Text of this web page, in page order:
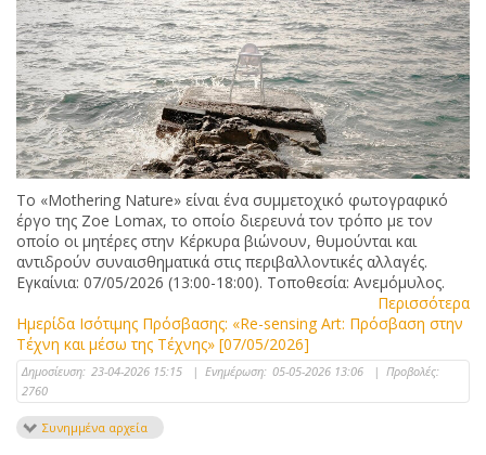
Το «Mothering Nature» είναι ένα συμμετοχικό φωτογραφικό
έργο της Zoe Lomax, το οποίο διερευνά τον τρόπο με τον
οποίο οι μητέρες στην Κέρκυρα βιώνουν, θυμούνται και
αντιδρούν συναισθηματικά στις περιβαλλοντικές αλλαγές.
Εγκαίνια: 07/05/2026 (13:00-18:00). Τοποθεσία: Ανεμόμυλος.
Περισσότερα
Ημερίδα Ισότιμης Πρόσβασης: «Re-sensing Art: Πρόσβαση στην
Τέχνη και μέσω της Τέχνης» [07/05/2026]
Δημοσίευση: 23-04-2026 15:15 | Ενημέρωση: 05-05-2026 13:06 | Προβολές:
2760
Συνημμένα αρχεία